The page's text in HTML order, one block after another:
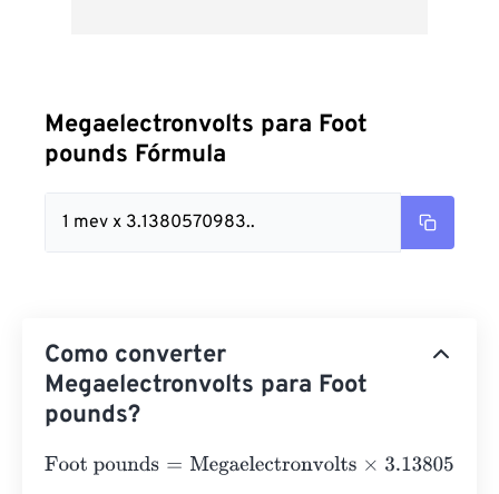
Megaelectronvolts para Foot
pounds Fórmula
1 mev x 3.1380570983..
Como converter
Megaelectronvolts para Foot
pounds?
Foot pounds=Megaelectronvolts×3.138057098304037